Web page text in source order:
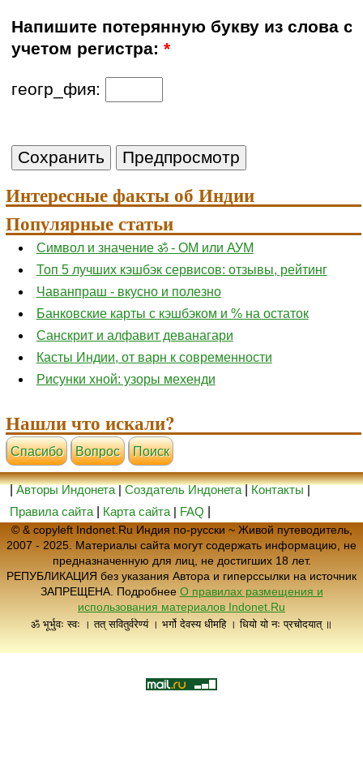
Напишите потерянную букву из слова с
учетом регистра:*
геогр_фия:
Интересные факты об Индии
Популярные статьи
Символ и значение ॐ - ОМ или АУМ
Топ 5 лучших кэшбэк сервисов: отзывы, рейтинг
Чаванпраш - вкусно и полезно
Банковские карты с кэшбэком и % на остаток
Санскрит и алфавит деванагари
Касты Индии, от варн к современности
Рисунки хной: узоры мехенди
Нашли что искали?
Cпасибо Вопрос Поиск
|Авторы Индонета|Создатель Индонета|Контакты|
Правила сайта
Карта сайта | FAQ
© & copyleft Indonet.Ru Индия по-русски ~ Живой путеводитель,
2007 - 2025. Материалы сайта могут содержать информацию, не
предназначенную для лиц, не достигших 18 лет.
РЕПУБЛИКАЦИЯ без указания Автора и гиперссылки на источник
ЗАПРЕЩЕНА. Подробнее О правилах размещения и
использования материалов Indonet.Ru
ॐ भूर्भुवः स्वः । तत् सवितुर्वरेण्यं । भर्गो देवस्य धीमहि । धियो यो नः प्रचोदयात् ॥